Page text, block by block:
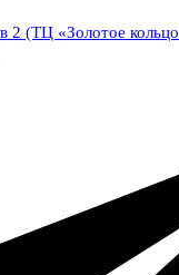
2 (ТЦ «Золотое